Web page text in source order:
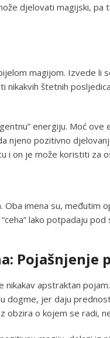
djelovati magijski, pa
magijom. Izvede li
nikakvih štetnih
energiju. Moć
njeno pozitivno
i on je može koristiti za
imena su, međutim
lako potpadaju
Pojašnjenje
apstraktan
dogme, jer daju
obzira o kojem se radi,